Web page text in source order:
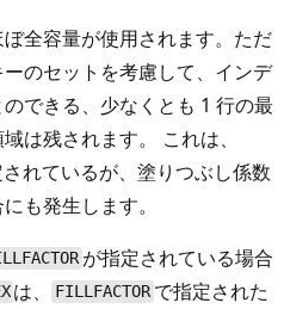
全容量が使用されます。ただ
のセットを考慮して、インデ
できる、少なくとも 1 行の最
は残されます。 これは、
れているが、塗りつぶし係数
も発生します。
が指定されている場合
は、 FILLFACTOR で指定された